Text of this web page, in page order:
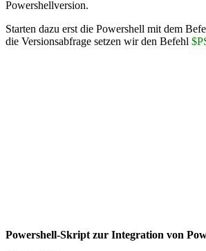
Powershellversion.
Starten dazu erst die Powershell mit dem
die Versionsabfrage setzen wir den Befehl
Powershell-Skript zur Integration von